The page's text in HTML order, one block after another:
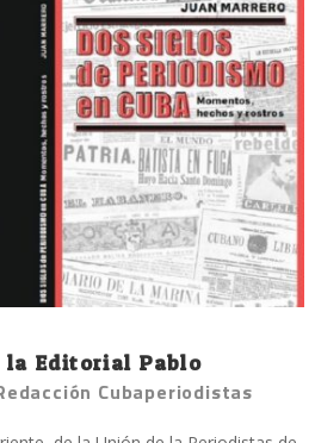
la Editorial Pablo
Cubaperiodistas